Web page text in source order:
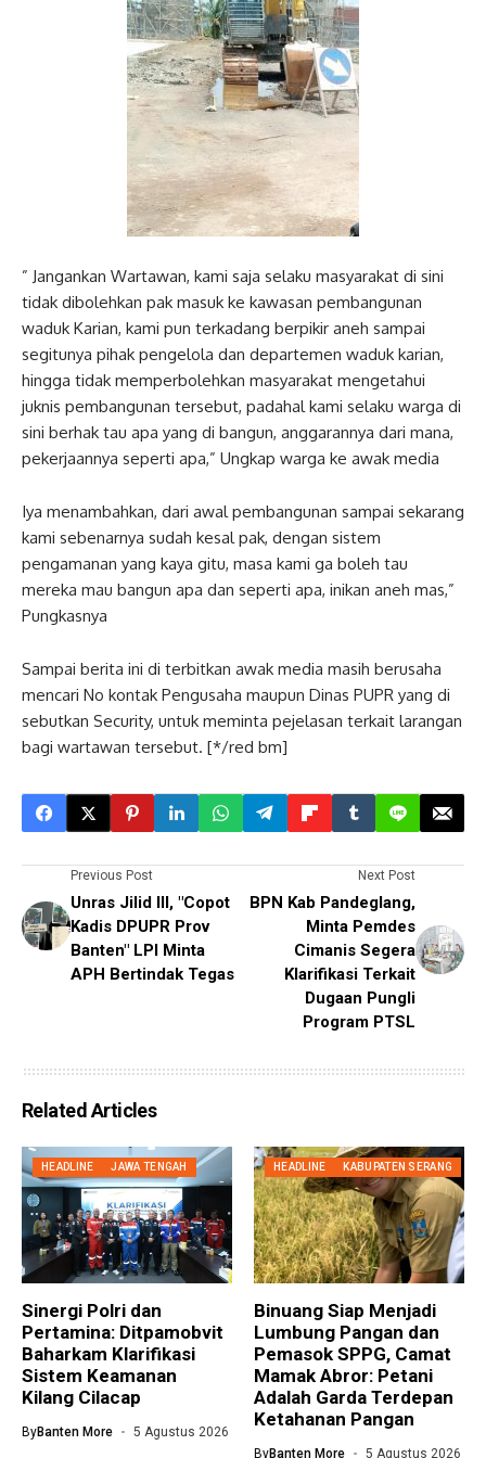
” Jangankan Wartawan, kami saja selaku masyarakat di sini
tidak dibolehkan pak masuk ke kawasan pembangunan
waduk Karian, kami pun terkadang berpikir aneh sampai
segitunya pihak pengelola dan departemen waduk karian,
hingga tidak memperbolehkan masyarakat mengetahui
juknis pembangunan tersebut, padahal kami selaku warga di
sini berhak tau apa yang di bangun, anggarannya dari mana,
pekerjaannya seperti apa,” Ungkap warga ke awak media
Iya menambahkan, dari awal pembangunan sampai sekarang
kami sebenarnya sudah kesal pak, dengan sistem
pengamanan yang kaya gitu, masa kami ga boleh tau
mereka mau bangun apa dan seperti apa, inikan aneh mas,”
Pungkasnya
Sampai berita ini di terbitkan awak media masih berusaha
mencari No kontak Pengusaha maupun Dinas PUPR yang di
sebutkan Security, untuk meminta pejelasan terkait larangan
bagi wartawan tersebut. [*/red bm]
Previous Post
Unras Jilid III, "Copot
Kadis DPUPR Prov
Banten" LPI Minta
APH Bertindak Tegas
Next Post
BPN Kab Pandeglang,
Minta Pemdes
Cimanis Segera
Klarifikasi Terkait
Dugaan Pungli
Program PTSL
Related Articles
HEADLINE JAWA TENGAH
Sinergi Polri dan
Pertamina: Ditpamobvit
Baharkam Klarifikasi
Sistem Keamanan
Kilang Cilacap
ByBanten More 5 Agustus 2026
HEADLINE KABUPATEN SERANG
Binuang Siap Menjadi
Lumbung Pangan dan
Pemasok SPPG, Camat
Mamak Abror: Petani
Adalah Garda Terdepan
Ketahanan Pangan
ByBanten More 5 Agustus 2026